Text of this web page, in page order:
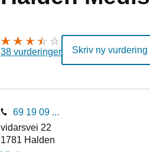
38 vurderinger Skriv ny vurdering
69 19 09 ...
vidarsvei 22
1781 Halden